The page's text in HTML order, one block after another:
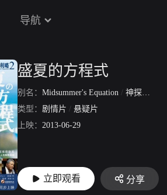
导航
盛夏的方程式
别名： Midsummer's Equation / 神探伽俐略2：真夏方程式
类型： 剧情片 / 悬疑片
上映： 2013-06-29
立即观看 分享